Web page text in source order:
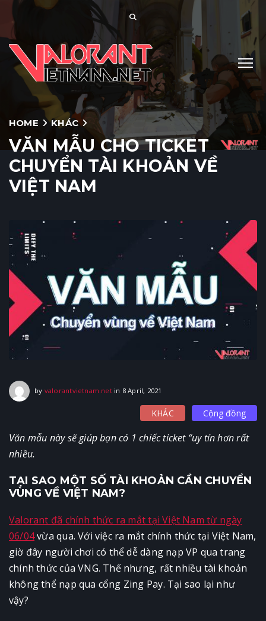
HOME KHÁC
VĂN MẪU CHO TICKET
CHUYỂN TÀI KHOẢN VỀ
VIỆT NAM
by valorantvietnam.netin 8 April, 2021
KHÁC Cộng đồng
Văn mẫu này sẽ giúp bạn có 1 chiếc ticket “uy tín hơn rất
nhiều.
TẠI SAO MỘT SỐ TÀI KHOẢN CẦN CHUYỂN
VÙNG VỀ VIỆT NAM?
Valorant đã chính thức ra mắt tại Việt Nam từ ngày
06/04vừa qua. Với việc ra mắt chính thức tại Việt Nam,
giờ đây người chơi có thể dễ dàng nạp VP qua trang
chính thức của VNG. Thế nhưng, rất nhiều tài khoản
không thể nạp qua cổng Zing Pay. Tại sao lại như
vậy?